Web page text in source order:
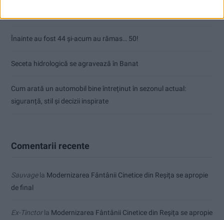
Înainte au fost 44 și-acum au rămas… 50!
Seceta hidrologică se agravează în Banat
Cum arată un automobil bine întreținut în sezonul actual:
siguranță, stil și decizii inspirate
Comentarii recente
Sauvagela Modernizarea Fântânii Cinetice din Reșița se apropie
de final
Ex-Tinctorla Modernizarea Fântânii Cinetice din Reșița se apropie